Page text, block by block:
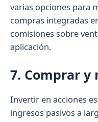
varias opciones para
compras integradas
comisiones sobre
aplicación.
7. Comprar y
Invertir en acciones
ingresos pasivos a